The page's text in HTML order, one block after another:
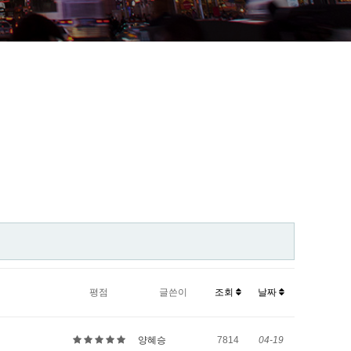
평점 글쓴이 조회 날짜
양혜승 7814 04-19